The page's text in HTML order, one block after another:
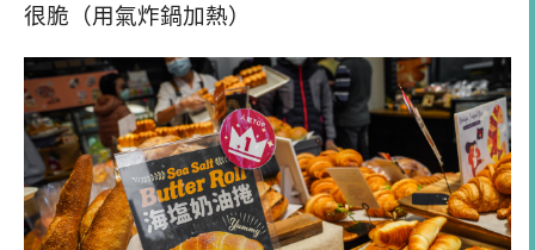
很脆（用氣炸鍋加熱）